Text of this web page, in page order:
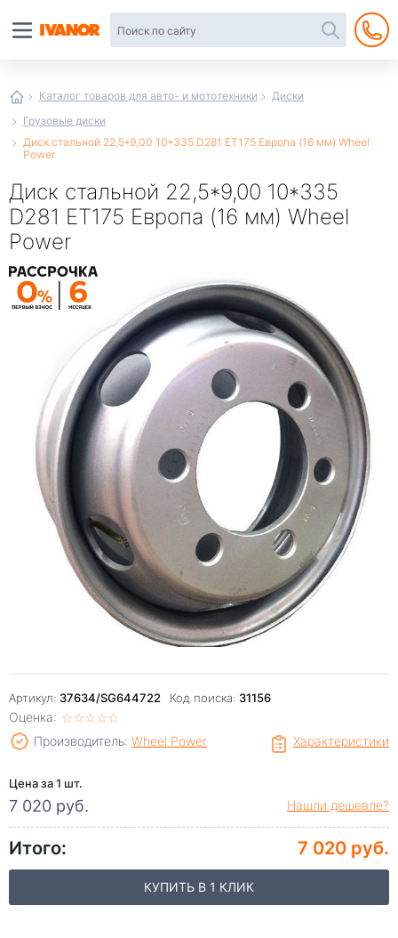
Каталог товаров для авто- и мототехники
Диски
Грузовые диски
Диск стальной 22,5*9,00 10*335 D281 ET175 Европа (16 мм) Wheel
Power
Диск стальной 22,5*9,00 10*335
D281 ET175 Европа (16 мм) Wheel
Power
Артикул: 37634/SG644722 Код поиска: 31156
Оценка: ☆☆☆☆☆
★★★★★
Характеристики
Производитель: Wheel Power
Цена за 1 шт.
7 020 руб. Нашли дешевле?
Итого: 7 020 руб.
КУПИТЬ В 1 КЛИК
интернет-